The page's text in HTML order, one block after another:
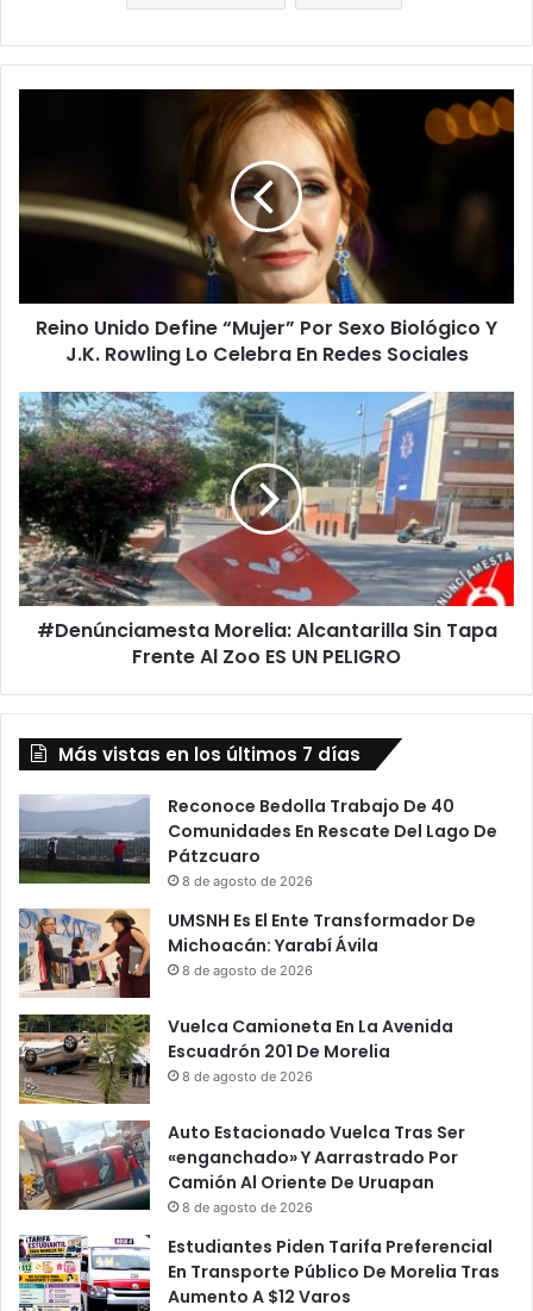
Por
Sexo
J.K.
Rowling
En
Redes
Sociales
Reino Unido Define “Mujer” Por Sexo Biológico Y
J.K. Rowling Lo Celebra En Redes Sociales
#Denúnciamesta
Morelia:
Alcantarilla
Sin
Tapa
Frente
Al
Zoo
ES
UN#Denúnciamesta Morelia: Alcantarilla Sin Tapa
Frente Al Zoo ES UN PELIGRO
Más vistas en los últimos 7 días
Reconoce Bedolla Trabajo De 40
Comunidades En Rescate Del Lago De
Pátzcuaro
8 de agosto de 2026
UMSNH Es El Ente Transformador De
Michoacán: Yarabí Ávila
8 de agosto de 2026
Vuelca Camioneta En La Avenida
Escuadrón 201 De Morelia
8 de agosto de 2026
Auto Estacionado Vuelca Tras Ser
«enganchado» Y Aarrastrado Por
Camión Al Oriente De Uruapan
8 de agosto de 2026
Estudiantes Piden Tarifa Preferencial
En Transporte Público De Morelia Tras
Aumento A $12 Varos